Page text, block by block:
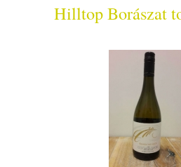
Hilltop Borászat